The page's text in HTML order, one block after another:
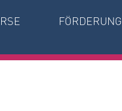
FÖRDERUNG